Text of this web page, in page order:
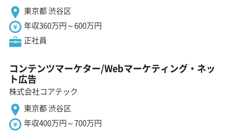
東京都 渋谷区
年収360万円～600万円
正社員
コンテンツマーケター/Webマーケティング・ネッ
ト広告
株式会社コアテック
東京都 渋谷区
年収400万円～700万円